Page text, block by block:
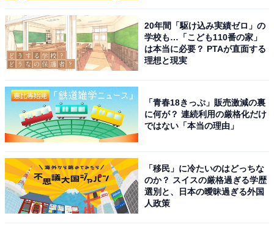
20年間「駆け込み実績ゼロ」の
学校も…「こども110番の家」
は本当に必要？ PTAが直面する
理想と現実
「青春18きっぷ」販売激減の裏
に何が？ 連続利用の厳格化だけ
ではない「本当の理由」
「移民」に冷たいのはどっちな
のか？ スイスの厳格過ぎる学歴
選別と、日本の曖昧過ぎる外国
人政策